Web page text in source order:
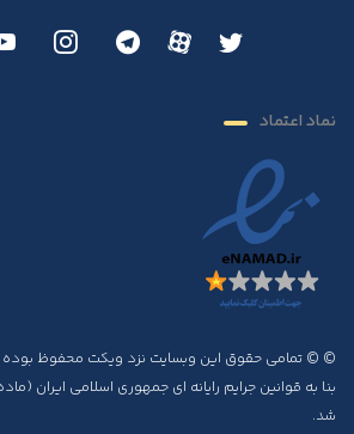
نماد اعتماد
© © تمامی حقوق این وبسایت نزد ویکت محفوظ بوده و
شد.